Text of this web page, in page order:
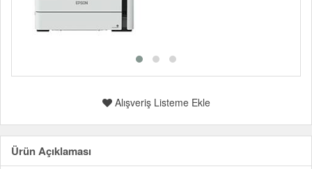
Alışveriş Listeme Ekle
Ürün Açıklaması